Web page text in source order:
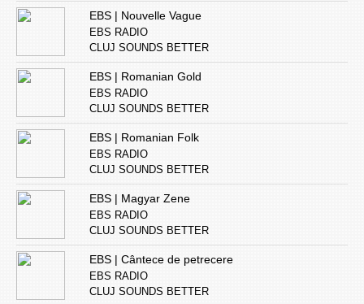
EBS | Nouvelle Vague
EBS RADIO
CLUJ SOUNDS BETTER
EBS | Romanian Gold
EBS RADIO
CLUJ SOUNDS BETTER
EBS | Romanian Folk
EBS RADIO
CLUJ SOUNDS BETTER
EBS | Magyar Zene
EBS RADIO
CLUJ SOUNDS BETTER
EBS | Cântece de petrecere
EBS RADIO
CLUJ SOUNDS BETTER